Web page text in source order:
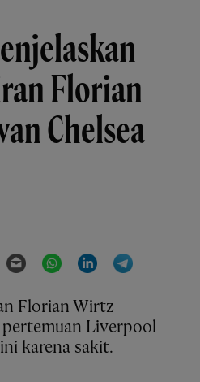
Florian
Chelsea
Email WhatsAppLinkedIn
Liverpool
karena sakit.